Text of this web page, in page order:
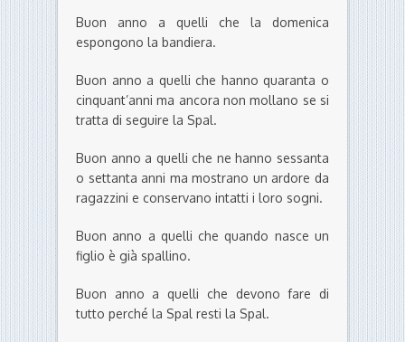
Buon anno a quelli che la domenica
espongono la bandiera.
Buon anno a quelli che hanno quaranta o
cinquant’anni ma ancora non mollano se si
tratta di seguire la Spal.
Buon anno a quelli che ne hanno sessanta
o settanta anni ma mostrano un ardore da
ragazzini e conservano intatti i loro sogni.
Buon anno a quelli che quando nasce un
figlio è già spallino.
Buon anno a quelli che devono fare di
tutto perché la Spal resti la Spal.